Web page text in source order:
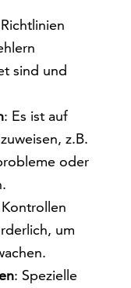
sind und
: Es ist auf
z.B.
oder
um
: Spezielle